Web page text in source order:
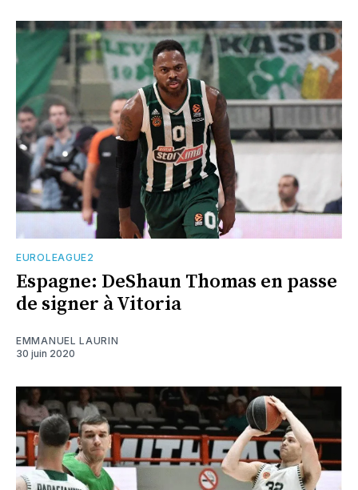
EUROLEAGUE2
Espagne: DeShaun Thomas en passe
de signer à Vitoria
EMMANUEL LAURIN
30 juin 2020